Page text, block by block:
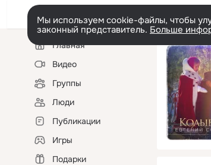
Мы используем cookie-файлы, чтобы
законный представитель. Больше
Левая
колонкаГлавная
Видео
Группы
Люди
Публикации
Игры
Подарки